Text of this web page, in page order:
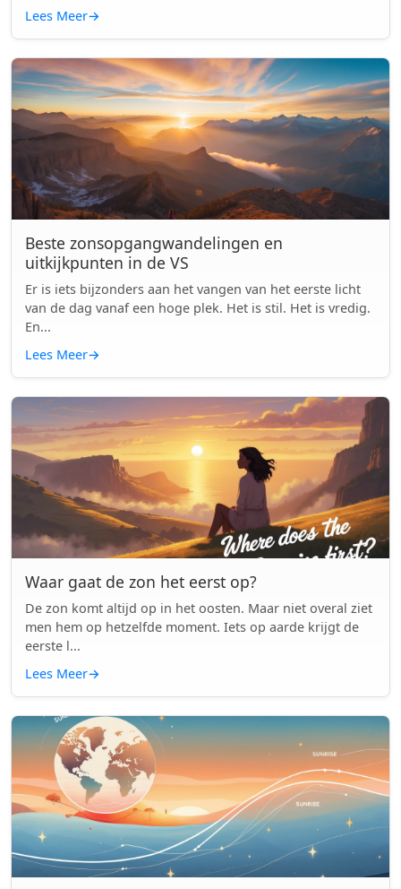
Lees Meer→
Beste zonsopgangwandelingen en
uitkijkpunten in de VS
Er is iets bijzonders aan het vangen van het eerste licht
van de dag vanaf een hoge plek. Het is stil. Het is vredig.
En...
Lees Meer→
Waar gaat de zon het eerst op?
De zon komt altijd op in het oosten. Maar niet overal ziet
men hem op hetzelfde moment. Iets op aarde krijgt de
eerste l...
Lees Meer→